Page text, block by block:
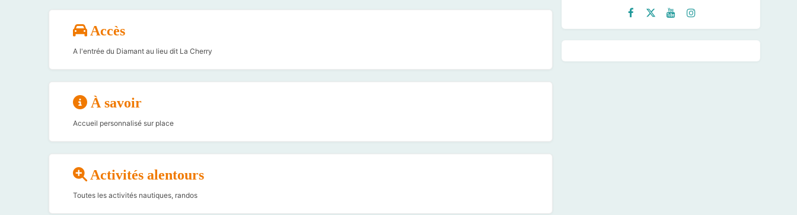
Accès
A l'entrée du Diamant au lieu dit La Cherry
À savoir
Accueil personnalisé sur place
Activités alentours
Toutes les activités nautiques, randos